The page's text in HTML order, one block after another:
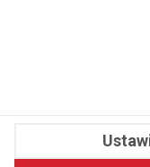
Fit.pl © 2026